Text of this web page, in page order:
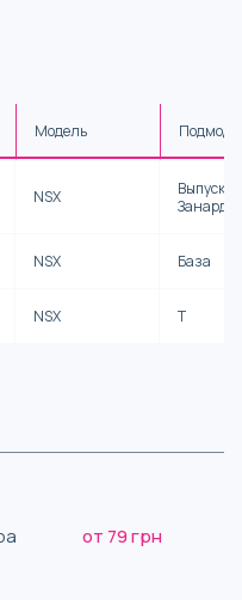
Модель
NSX
Выпуск
Занарди
NSX База
NSX T
от 79 грн